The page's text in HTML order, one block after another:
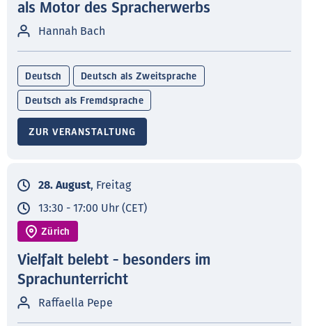
als Motor des Spracherwerbs
Hannah Bach
Deutsch Deutsch als Zweitsprache
Deutsch als Fremdsprache
ZUR VERANSTALTUNG
28. August, Freitag
13:30 - 17:00 Uhr (CET)
Zürich
Vielfalt belebt - besonders im
Sprachunterricht
Raffaella Pepe